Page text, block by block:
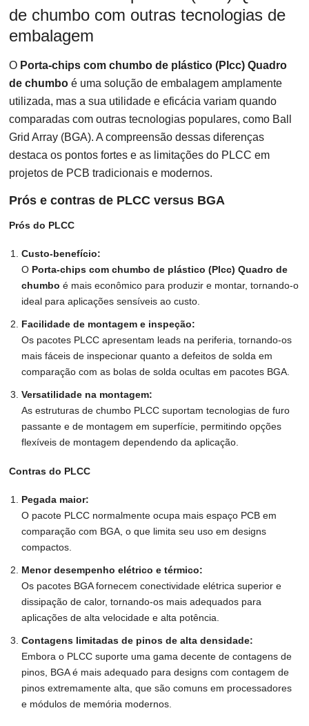
de chumbo com outras tecnologias de
embalagem
O Porta-chips com chumbo de plástico (Plcc) Quadro
de chumbo é uma solução de embalagem amplamente
utilizada, mas a sua utilidade e eficácia variam quando
comparadas com outras tecnologias populares, como Ball
Grid Array (BGA). A compreensão dessas diferenças
destaca os pontos fortes e as limitações do PLCC em
projetos de PCB tradicionais e modernos.
Prós e contras de PLCC versus BGA
Prós do PLCC
Custo-benefício:
O Porta-chips com chumbo de plástico (Plcc) Quadro de
chumbo é mais econômico para produzir e montar, tornando-o
ideal para aplicações sensíveis ao custo.
Facilidade de montagem e inspeção:
Os pacotes PLCC apresentam leads na periferia, tornando-os
mais fáceis de inspecionar quanto a defeitos de solda em
comparação com as bolas de solda ocultas em pacotes BGA.
Versatilidade na montagem:
As estruturas de chumbo PLCC suportam tecnologias de furo
passante e de montagem em superfície, permitindo opções
flexíveis de montagem dependendo da aplicação.
Contras do PLCC
Pegada maior:
O pacote PLCC normalmente ocupa mais espaço PCB em
comparação com BGA, o que limita seu uso em designs
compactos.
Menor desempenho elétrico e térmico:
Os pacotes BGA fornecem conectividade elétrica superior e
dissipação de calor, tornando-os mais adequados para
aplicações de alta velocidade e alta potência.
Contagens limitadas de pinos de alta densidade:
Embora o PLCC suporte uma gama decente de contagens de
pinos, BGA é mais adequado para designs com contagem de
pinos extremamente alta, que são comuns em processadores
e módulos de memória modernos.